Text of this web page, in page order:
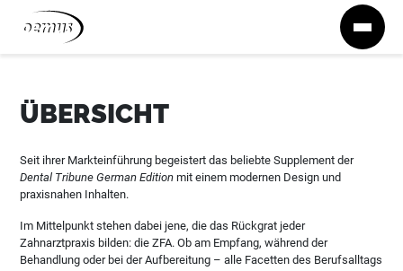
Zum Inhalt springen
ÜBERSICHT
Seit ihrer Markteinführung begeistert das beliebte Supplement der
Dental Tribune German Edition mit einem modernen Design und
praxisnahen Inhalten.
Im Mittelpunkt stehen dabei jene, die das Rückgrat jeder
Zahnarztpraxis bilden: die ZFA. Ob am Empfang, während der
Behandlung oder bei der Aufbereitung – alle Facetten des Berufsalltags